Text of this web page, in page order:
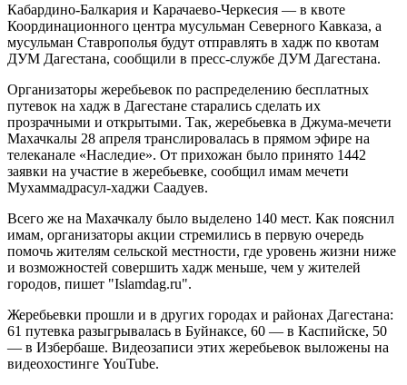
Кабардино-Балкария и Карачаево-Черкесия — в квоте
Координационного центра мусульман Северного Кавказа, а
мусульман Ставрополья будут отправлять в хадж по квотам
ДУМ Дагестана, сообщили в пресс-службе ДУМ Дагестана.
Организаторы жеребьевок по распределению бесплатных
путевок на хадж в Дагестане старались сделать их
прозрачными и открытыми. Так, жеребьевка в Джума-мечети
Махачкалы 28 апреля транслировалась в прямом эфире на
телеканале «Наследие». От прихожан было принято 1442
заявки на участие в жеребьевке, сообщил имам мечети
Мухаммадрасул-хаджи Саадуев.
Всего же на Махачкалу было выделено 140 мест. Как пояснил
имам, организаторы акции стремились в первую очередь
помочь жителям сельской местности, где уровень жизни ниже
и возможностей совершить хадж меньше, чем у жителей
городов, пишет "Islamdag.ru".
Жеребьевки прошли и в других городах и районах Дагестана:
61 путевка разыгрывалась в Буйнаксе, 60 — в Каспийске, 50
— в Избербаше. Видеозаписи этих жеребьевок выложены на
видеохостинге YouTube.